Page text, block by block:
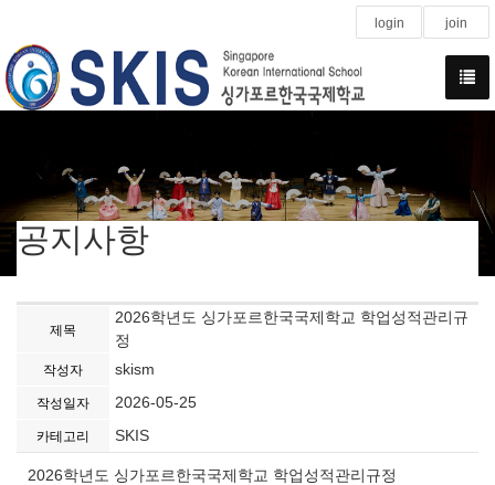
login join
공지사항
제목
2026학년도 싱가포르한국국제학교 학업성적관리규
정
작성자 skism
작성일자 2026-05-25
카테고리 SKIS
2026학년도 싱가포르한국국제학교 학업성적관리규정